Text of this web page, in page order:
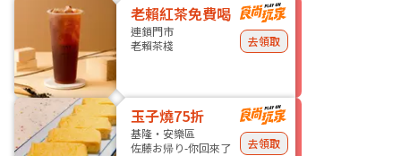
老賴紅茶免費喝
連鎖門市
老賴茶棧
去領取
玉子燒75折
基隆・安樂區
佐藤お帰り-你回來了
去領取